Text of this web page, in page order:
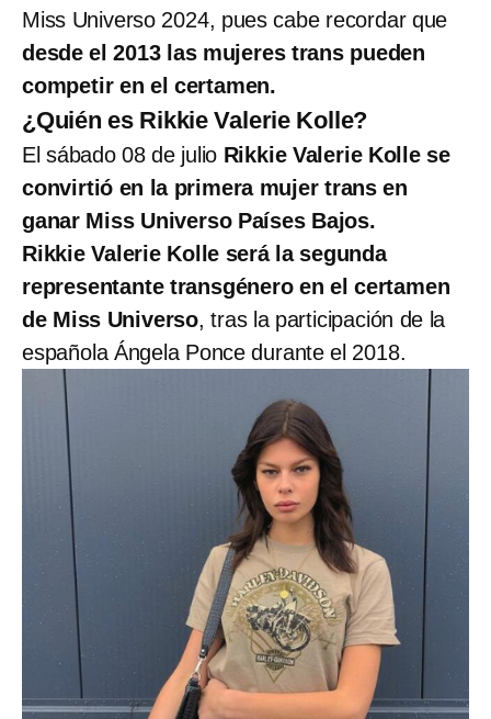
Miss Universo 2024, pues cabe recordar que
desde el 2013 las mujeres trans pueden
competir en el certamen.
¿Quién es Rikkie Valerie Kolle?
El sábado 08 de julio Rikkie Valerie Kolle se
convirtió en la primera mujer trans en
ganar Miss Universo Países Bajos.
Rikkie Valerie Kolle será la segunda
representante transgénero en el certamen
de Miss Universo, tras la participación de la
española Ángela Ponce durante el 2018.